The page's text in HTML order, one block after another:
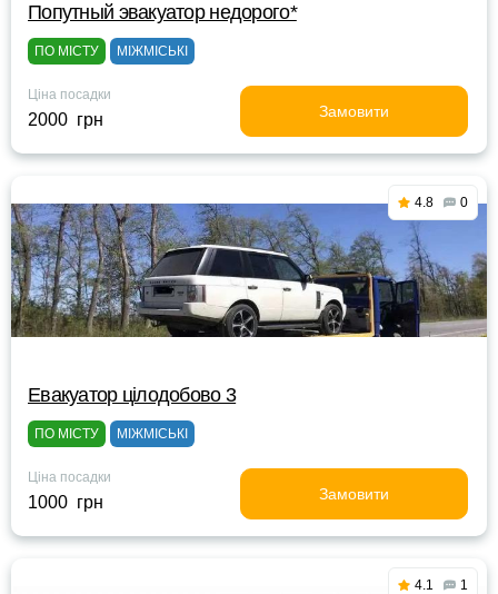
Попутный эвакуатор недорого*
ПО МІСТУ МІЖМІСЬКІ
Ціна посадки
2000 грн Замовити
4.8 0
Евакуатор цілодобово 3
ПО МІСТУ МІЖМІСЬКІ
Ціна посадки
1000 грн Замовити
4.1 1